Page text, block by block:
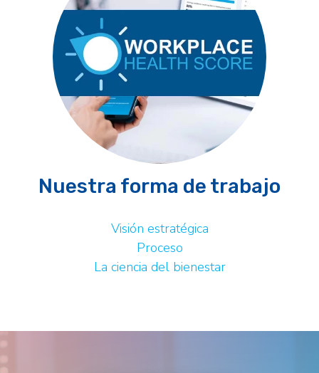
Nuestra forma de trabajo
Visión estratégica
Proceso
La ciencia del bienestar